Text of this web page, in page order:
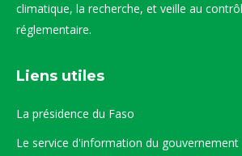
climatique, la recherche, et veille au
réglementaire.
Liens utiles
La présidence du Faso
Le service d'information du gouvernement